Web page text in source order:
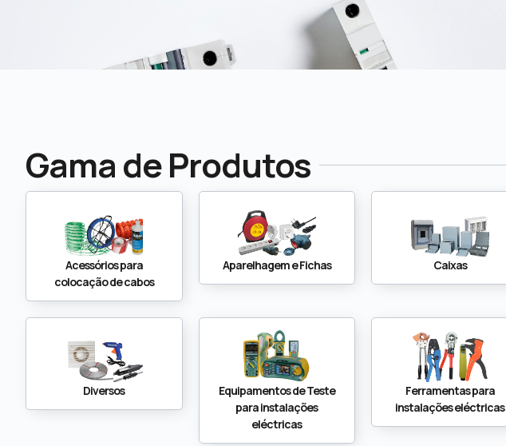
Gama de Produtos
Acessórios para
colocação de cabos
Aparelhagem e Fichas Caixas
Diversos
Equipamentos de Teste
para instalações
eléctricas
Ferramentas para
instalações eléctricas